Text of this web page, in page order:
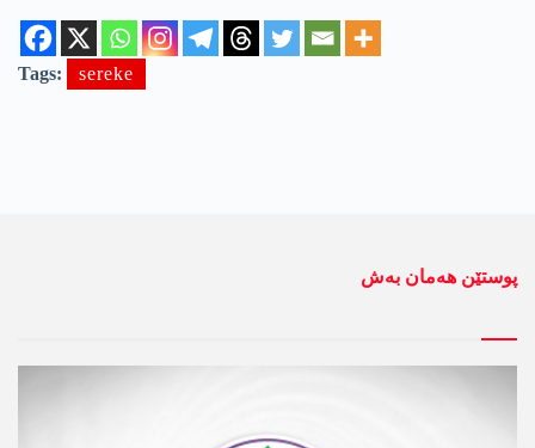
Tags: sereke
پوستێن ھەمان بەش